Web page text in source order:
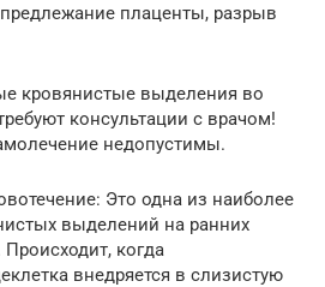
плаценты, разрыв
кровянистые выделения во
консультации с врачом!
недопустимы.
Это одна из наиболее
выделений на ранних
когда
внедряется в слизистую